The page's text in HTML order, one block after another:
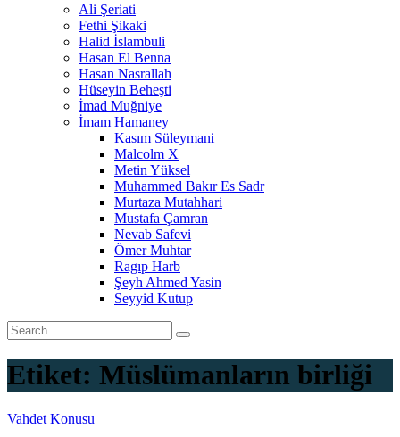
Ali Şeriati
Fethi Şikaki
Halid İslambuli
Hasan El Benna
Hasan Nasrallah
Hüseyin Beheşti
İmad Muğniye
İmam Hamaney
Kasım Süleymani
Malcolm X
Metin Yüksel
Muhammed Bakır Es Sadr
Murtaza Mutahhari
Mustafa Çamran
Nevab Safevi
Ömer Muhtar
Ragıp Harb
Şeyh Ahmed Yasin
Seyyid Kutup
Etiket: Müslümanların birliği
Vahdet Konusu